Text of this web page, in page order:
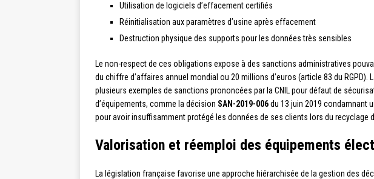
Utilisation de logiciels d’effacement certifiés
Réinitialisation aux paramètres d’usine après effacement
Destruction physique des supports pour les données très sensibles
Le non-respect de ces obligations expose à des sanctions administratives
du chiffre d’affaires annuel mondial ou 20 millions d’euros (article 83 du RGPD).
plusieurs exemples de sanctions prononcées par la CNIL pour défaut de
d’équipements, comme la décision SAN-2019-006du 13 juin 2019 condamnant
pour avoir insuffisamment protégé les données de ses clients lors du recyclage
Valorisation et réemploi des équipements
La législation française favorise une approche hiérarchisée de la gestion des